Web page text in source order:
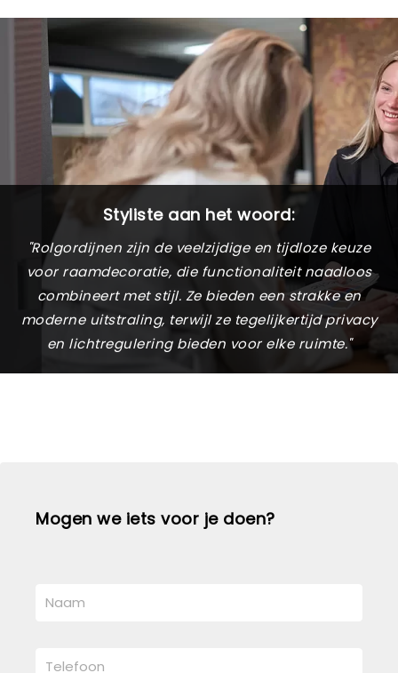
Styliste aan het woord:
"Rolgordijnen zijn de veelzijdige en tijdloze keuze
voor raamdecoratie, die functionaliteit naadloos
combineert met stijl. Ze bieden een strakke en
moderne uitstraling, terwijl ze tegelijkertijd privacy
en lichtregulering bieden voor elke ruimte."
Mogen we iets voor je doen?